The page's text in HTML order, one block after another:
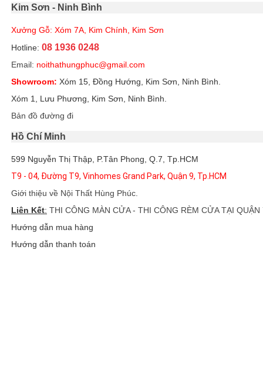
Kim Sơn - Ninh Bình
Xưởng Gỗ: Xóm 7A, Kim Chính, Kim Sơn
Hotline: 08 1936 0248
Email: noithathungphuc@gmail.com
Showroom: Xóm 15, Đồng Hướng, Kim Sơn, Ninh Bình.
Xóm 1, Lưu Phương, Kim Sơn, Ninh Bình.
Bản đồ đường đi
Hồ Chí Minh
599 Nguyễn Thị Thập, P.Tân Phong, Q.7, Tp.HCM
T9 - 04, Đường T9, Vinhomes Grand Park, Quận 9, Tp.HCM
Giới thiệu về Nội Thất Hùng Phúc
Liên Kết: THI CÔNG MÀN CỬA - THI CÔNG RÈM CỬA TẠI QUẬN
Hướng dẫn mua hàng
Hướng dẫn thanh toán